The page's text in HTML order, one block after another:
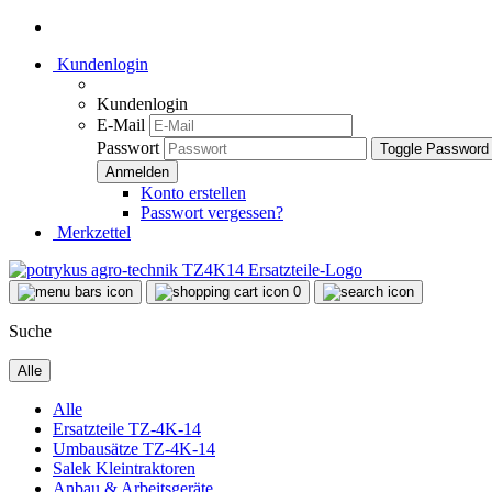
Kundenlogin
Kundenlogin
E-Mail
Passwort
Toggle
Konto erstellen
Passwort vergessen?
Merkzettel
0
Suche
Alle
Alle
Ersatzteile TZ-4K-14
Umbausätze TZ-4K-14
Salek Kleintraktoren
Anbau & Arbeitsgeräte